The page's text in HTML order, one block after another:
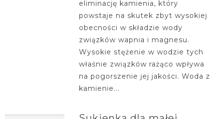
eliminację kamienia, który
powstaje na skutek zbyt wysokiej
obecności w składzie wody
związków wapnia i magnesu.
Wysokie stężenie w wodzie tych
właśnie związków rażąco wpływa
na pogorszenie jej jakości. Woda z
kamienie...